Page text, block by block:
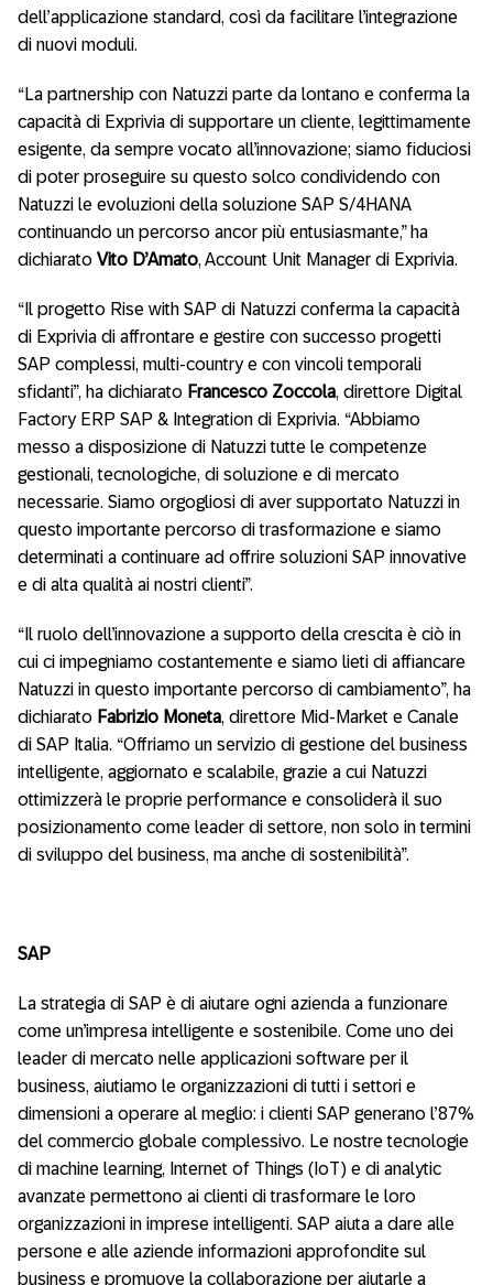
dell’applicazione standard, così da facilitare l’integrazione
di nuovi moduli.
“La partnership con Natuzzi parte da lontano e conferma la
capacità di Exprivia di supportare un cliente, legittimamente
esigente, da sempre vocato all’innovazione; siamo fiduciosi
di poter proseguire su questo solco condividendo con
Natuzzi le evoluzioni della soluzione SAP S/4HANA
continuando un percorso ancor più entusiasmante,” ha
dichiarato Vito D’Amato, Account Unit Manager di Exprivia.
“Il progetto Rise with SAP di Natuzzi conferma la capacità
di Exprivia di affrontare e gestire con successo progetti
SAP complessi, multi-country e con vincoli temporali
sfidanti”, ha dichiarato Francesco Zoccola, direttore Digital
Factory ERP SAP & Integration di Exprivia. “Abbiamo
messo a disposizione di Natuzzi tutte le competenze
gestionali, tecnologiche, di soluzione e di mercato
necessarie. Siamo orgogliosi di aver supportato Natuzzi in
questo importante percorso di trasformazione e siamo
determinati a continuare ad offrire soluzioni SAP innovative
e di alta qualità ai nostri clienti”.
“Il ruolo dell’innovazione a supporto della crescita è ciò in
cui ci impegniamo costantemente e siamo lieti di affiancare
Natuzzi in questo importante percorso di cambiamento”, ha
dichiarato Fabrizio Moneta, direttore Mid-Market e Canale
di SAP Italia. “Offriamo un servizio di gestione del business
intelligente, aggiornato e scalabile, grazie a cui Natuzzi
ottimizzerà le proprie performance e consoliderà il suo
posizionamento come leader di settore, non solo in termini
di sviluppo del business, ma anche di sostenibilità”.
SAP
La strategia di SAP è di aiutare ogni azienda a funzionare
come un’impresa intelligente e sostenibile. Come uno dei
leader di mercato nelle applicazioni software per il
business, aiutiamo le organizzazioni di tutti i settori e
dimensioni a operare al meglio: i clienti SAP generano l’87%
del commercio globale complessivo. Le nostre tecnologie
di machine learning, Internet of Things (IoT) e di analytic
avanzate permettono ai clienti di trasformare le loro
organizzazioni in imprese intelligenti. SAP aiuta a dare alle
persone e alle aziende informazioni approfondite sul
business e promuove la collaborazione per aiutarle a